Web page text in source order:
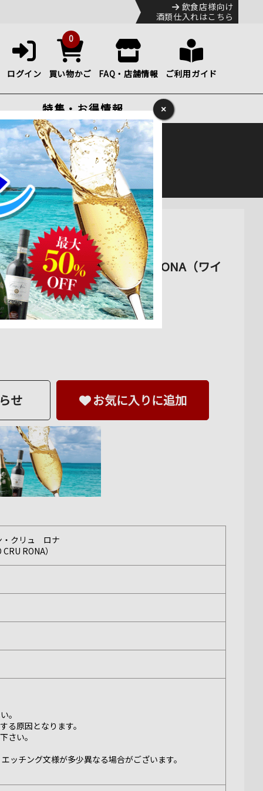
飲食店様向け
酒類仕入れはこちら
ログイン
0
買い物かご FAQ・店舗情報 ご利用ガイド
特集・お得情報
のHPをご確認下さい。
Sommelier Grand Cru ロナ RONA（ワイ
せ お気に入りに追加
・クリュ ロナ
RONA）
。
る原因となります。
さい。
ッチング文様が多少異なる場合がございます。
×